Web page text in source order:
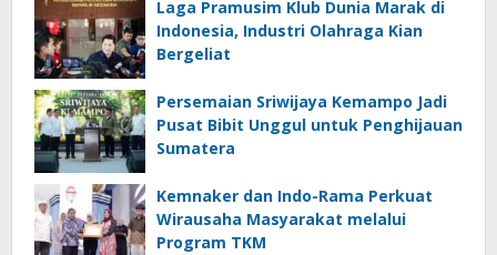
Laga Pramusim Klub Dunia Marak di
Indonesia, Industri Olahraga Kian
Bergeliat
Persemaian Sriwijaya Kemampo Jadi
Pusat Bibit Unggul untuk Penghijauan
Sumatera
Kemnaker dan Indo-Rama Perkuat
Wirausaha Masyarakat melalui
Program TKM